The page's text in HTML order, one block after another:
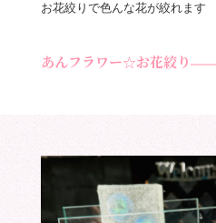
お花絞りで色んな花が絞れます
あんフラワー☆お花絞り